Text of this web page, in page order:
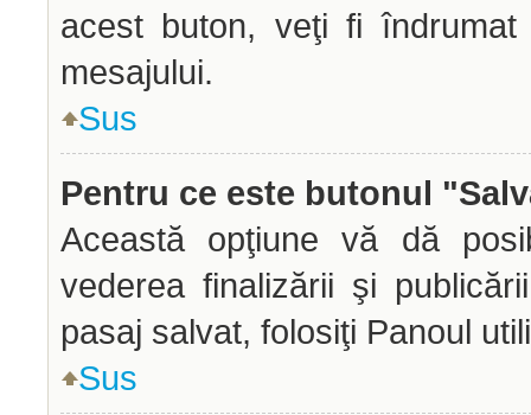
acest buton, veţi fi
mesajului.
Sus
Pentru ce este butonul
Această opţiune vă dă
vederea finalizării şi
pasaj salvat, folosiţi Panoul
Sus